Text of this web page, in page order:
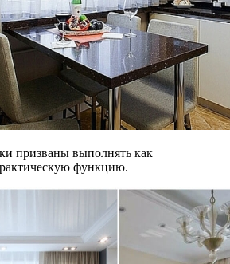
призваны выполнять как
функцию.